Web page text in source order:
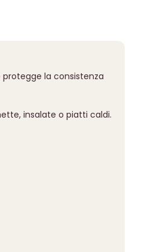
la consistenza
insalate o piatti caldi.